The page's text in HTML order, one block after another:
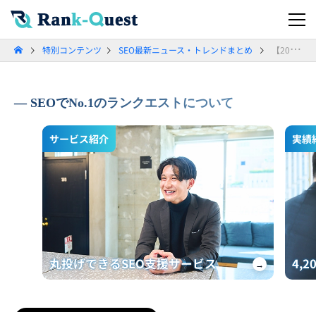
特別コンテンツ SEO最新ニュース・トレンドまとめ 【2026年3月】SEO最新ニュース・トレンドまとめ
SEOでNo.1のランクエストについて
サービス紹介
丸投げできるSEO支援サービス →
実績